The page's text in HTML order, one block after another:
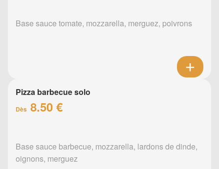
Base sauce tomate, mozzarella, merguez, poivrons
Pizza barbecue solo
Dès 8.50 €
Base sauce barbecue, mozzarella, lardons de dinde,
oignons, merguez